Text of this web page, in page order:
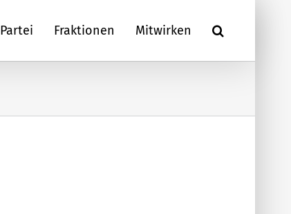
Partei Fraktionen Mitwirken